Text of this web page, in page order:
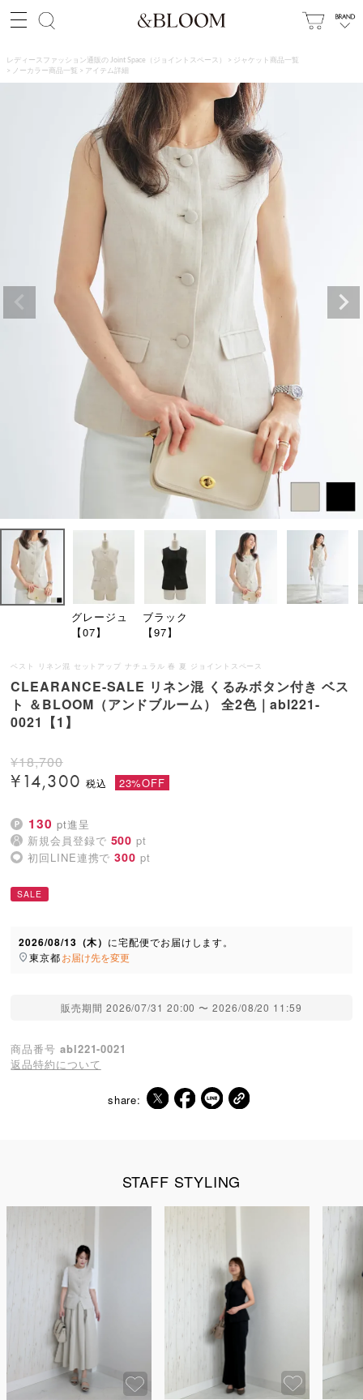
レディースファッション通販の Joint Space（ジョイントスペース）
ジャケット商品一覧
ノーカラー商品一覧
アイテム詳細
グレージュ
【07】
ブラック
【97】
ベスト リネン混 セットアップ ナチュラル 春 夏 ジョイントスペース
CLEARANCE-SALE リネン混 くるみボタン付き ベス
ト ＆BLOOM（アンドブルーム） 全2色｜abl221-
0021【1】
¥18,700
¥14,300 23%OFF
130 pt進呈
新規会員登録で 500 pt
初回LINE連携で 300 pt
SALE
2026/08/13（木） に宅配便でお届けします。
東京都お届け先を変更
販売期間 2026/07/31 20:00 〜 2026/08/20 11:59
商品番号 abl221-0021
返品特約について
share:
STAFF STYLING